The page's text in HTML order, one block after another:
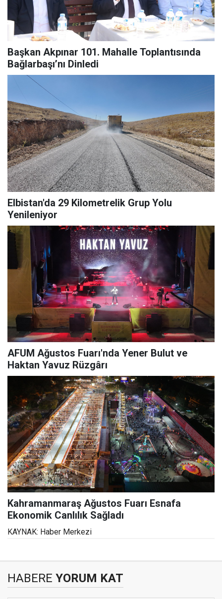
Başkan Akpınar 101. Mahalle Toplantısında
Bağlarbaşı’nı Dinledi
Elbistan'da 29 Kilometrelik Grup Yolu
Yenileniyor
AFUM Ağustos Fuarı'nda Yener Bulut ve
Haktan Yavuz Rüzgârı
Kahramanmaraş Ağustos Fuarı Esnafa
Ekonomik Canlılık Sağladı
KAYNAK: Haber Merkezi
HABERE YORUM KAT